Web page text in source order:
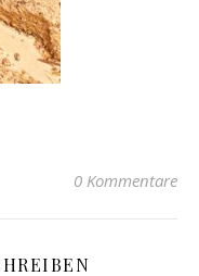
0 Kommentare